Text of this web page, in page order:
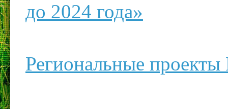
до 2024 года»
Региональные проекты